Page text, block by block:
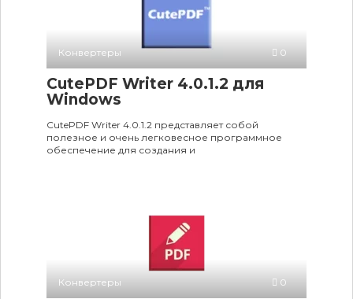
Конвертеры 0
CutePDF Writer 4.0.1.2 для
Windows
CutePDF Writer 4.0.1.2 представляет собой
полезное и очень легковесное программное
обеспечение для создания и
Конвертеры 0